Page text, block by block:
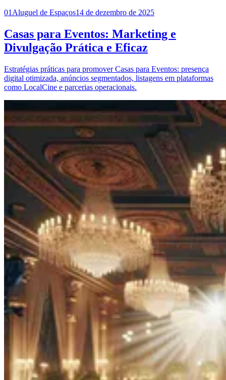
01 Aluguel de Espaços14 de dezembro de 2025
Casas para Eventos: Marketing e
Divulgação Prática e Eficaz
Estratégias práticas para promover Casas para Eventos: presença
digital otimizada, anúncios segmentados, listagens em plataformas
como LocalCine e parcerias operacionais.